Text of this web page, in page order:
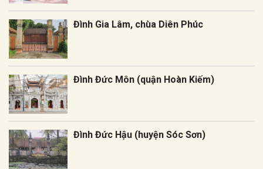
Đình Gia Lâm, chùa Diên Phúc
Đình Đức Môn (quận Hoàn Kiếm)
Đình Đức Hậu (huyện Sóc Sơn)